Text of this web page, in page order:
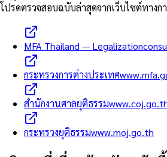
โปรดตรวจสอบฉบับล่าสุดจากเว็บไซต์ทางก
MFA Thailand — Legalization
กระทรวงการต่างประเทศ
สำนักงานศาลยุติธรรม
กระทรวงยุติธรรมwww.moj.go.th